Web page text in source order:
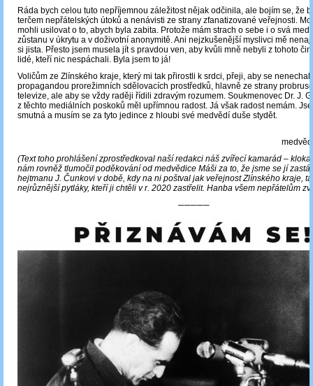
Ráda bych celou tuto nepříjemnou záležitost nějak odčinila, ale bojím se, že
terčem nepřátelských útoků a nenávisti ze strany zfanatizované veřejnosti.
mohli usilovat o to, abych byla zabita. Protože mám strach o sebe i o svá
zůstanu v úkrytu a v doživotní anonymitě. Ani nejzkušenější myslivci mě
si jista. Přesto jsem musela jít s pravdou ven, aby kvůli mně nebyli z tohoto
lidé, kteří nic nespáchali. Byla jsem to já!
Voličům ze Zlínského kraje, který mi tak přirostli k srdci, přeji, aby se
propagandou prorežimních sdělovacích prostředků, hlavně ze strany
televize, ale aby se vždy raději řídili zdravým rozumem. Soukmenovec Dr. J.
z těchto mediálních poskoků měl upřímnou radost. Já však radost nemám.
smutná a musím se za tyto jedince z hloubi své medvědí duše stydět.
(Text toho prohlášení zprostředkoval naší redakci náš zvířecí kamarád –
nám rovněž tlumočil poděkování od medvědice Máši za to, že jsme se jí
hejtmanu J. Čunkovi v době, kdy na ni poštval jak veřejnost Zlínského kraje,
nejrůznější pytláky, kteří ji chtěli v r. 2020 zastřelit. Hanba všem nepřátelům
─────